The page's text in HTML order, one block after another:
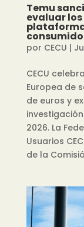
Temu
evaluar los
por CECU |
CECU
Europea de
de euros y
2026. La
Usuarios
de la